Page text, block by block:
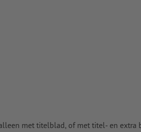
met titelblad, of met titel- en extra